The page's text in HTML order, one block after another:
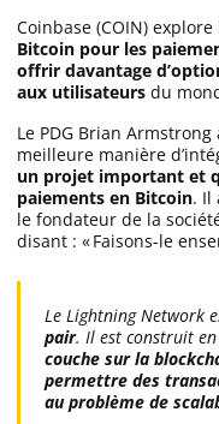
Coinbase (COIN) explore
Bitcoin pour les
offrir davantage
aux utilisateurs du
Le PDG Brian
meilleure manière
un projet important et
paiements en Bitcoin. Il
le fondateur de la
disant : « Faisons-le
Le Lightning Network
pair. Il est construit en
couche sur la
permettre des
au problème de